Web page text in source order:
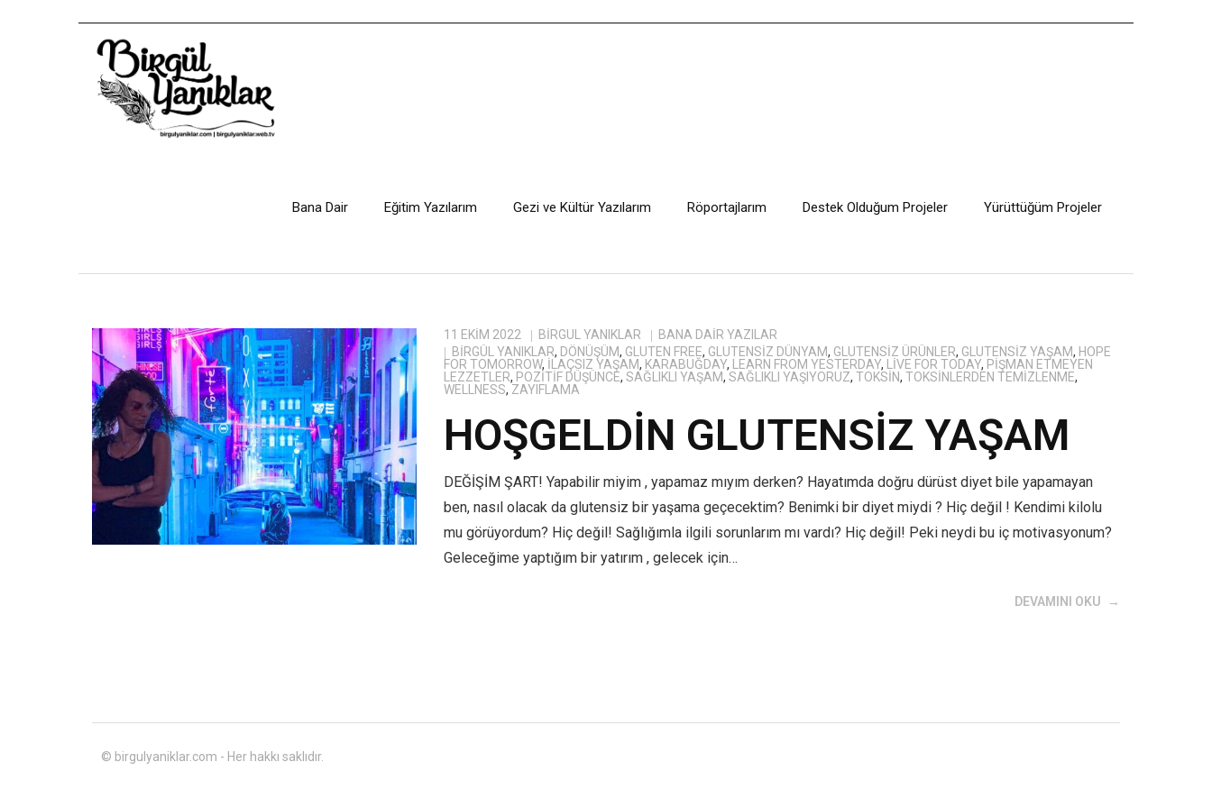
Bana Dair Eğitim Yazılarım Gezi ve Kültür Yazılarım Röportajlarım Destek Olduğum Projeler Yürüttüğüm Projeler
11 EKIM 2022 BIRGÜL YANIKLAR
BANA DAIR YAZILAR
BIRGÜL YANIKLAR, DÖNÜŞÜM, GLUTEN FREE, GLUTENSIZ DÜNYAM, GLUTENSIZ ÜRÜNLER, GLUTENSIZ YAŞAM, HOPE
FOR TOMORROW, ILAÇSIZ YAŞAM, KARABUĞDAY, LEARN FROM YESTERDAY, LIVE FOR TODAY, PIŞMAN ETMEYEN
LEZZETLER, POZITIF DÜŞÜNCE, SAĞLIKLI YAŞAM, SAĞLIKLI YAŞIYORUZ, TOKSIN, TOKSINLERDEN TEMIZLENME,
WELLNESS, ZAYIFLAMA
HOŞGELDİN GLUTENSİZ YAŞAM
DEĞİŞİM ŞART! Yapabilir miyim , yapamaz mıyım derken? Hayatımda doğru dürüst diyet bile yapamayan
ben, nasıl olacak da glutensiz bir yaşama geçecektim? Benimki bir diyet miydi ? Hiç değil ! Kendimi kilolu
mu görüyordum? Hiç değil! Sağlığımla ilgili sorunlarım mı vardı? Hiç değil! Peki neydi bu iç motivasyonum?
Geleceğime yaptığım bir yatırım , gelecek için…
DEVAMINI OKU
© birgulyaniklar.com - Her hakkı saklıdır.